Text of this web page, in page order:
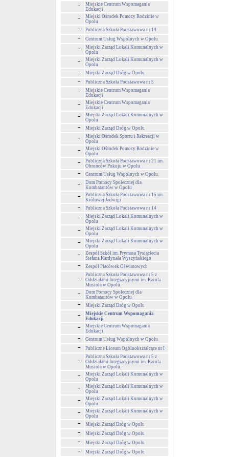
Miejskie Centrum Wspomagania
Edukacji
Miejski Ośrodek Pomocy Rodzinie w
Opolu
Publiczna Szkoła Podstawowa nr 14
Centrum Usług Wspólnych w Opolu
Miejski Zarząd Lokali Komunalnych w
Opolu
Miejski Zarząd Lokali Komunalnych w
Opolu
Miejski Zarząd Dróg w Opolu
Publiczna Szkoła Podstawowa nr 5
Miejskie Centrum Wspomagania
Edukacji
Miejskie Centrum Wspomagania
Edukacji
Miejski Zarząd Lokali Komunalnych w
Opolu
Miejski Zarząd Dróg w Opolu
Miejski Ośrodek Sportu i Rekreacji w
Opolu
Miejski Ośrodek Pomocy Rodzinie w
Opolu
Publiczna Szkoła Podstawowa nr 21 im.
Obrońców Pokoju w Opolu
Centrum Usług Wspólnych w Opolu
Dom Pomocy Społecznej dla
Kombatantów w Opolu
Publiczna Szkoła Podstawowa nr 15 im.
Królowej Jadwigi
Publiczna Szkoła Podstawowa nr 14
Miejski Zarząd Lokali Komunalnych w
Opolu
Miejski Zarząd Lokali Komunalnych w
Opolu
Miejski Zarząd Lokali Komunalnych w
Opolu
Zespół Szkół im. Prymasa Tysiąclecia
Stefana Kardynała Wyszyńskiego
Zespół Placówek Oświatowych
Publiczna Szkoła Podstawowa nr 5 z
Oddziałami Integracyjnymi im. Karola
Musioła w Opolu
Dom Pomocy Społecznej dla
Kombatantów w Opolu
Miejski Zarząd Dróg w Opolu
Miejskie Centrum Wspomagania
Edukacji
Miejskie Centrum Wspomagania
Edukacji
Centrum Usług Wspólnych w Opolu
Publiczne Liceum Ogólnokształcące nr I
Publiczna Szkoła Podstawowa nr 5 z
Oddziałami Integracyjnymi im. Karola
Musioła w Opolu
Miejski Zarząd Lokali Komunalnych w
Opolu
Miejski Zarząd Lokali Komunalnych w
Opolu
Miejski Zarząd Lokali Komunalnych w
Opolu
Miejski Zarząd Lokali Komunalnych w
Opolu
Miejski Zarząd Dróg w Opolu
Miejski Zarząd Dróg w Opolu
Miejski Zarząd Dróg w Opolu
Miejski Zarząd Dróg w Opolu